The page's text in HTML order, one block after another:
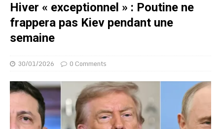
Hiver « exceptionnel » : Poutine ne
frappera pas Kiev pendant une
semaine
30/01/2026 0 Comments